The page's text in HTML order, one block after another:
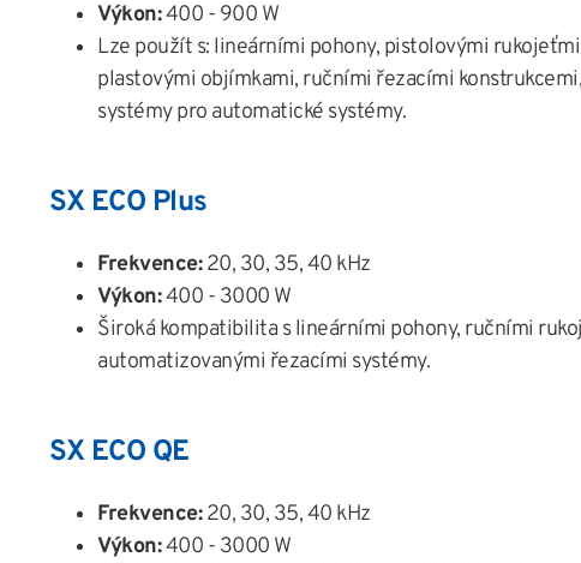
Výkon:400 - 900 W
Lze použít s: lineárními pohony, pistolovými
plastovými objímkami, ručními řezacími
systémy pro automatické systémy.
SX ECO Plus
Frekvence:20, 30, 35, 40 kHz
Výkon:400 - 3000 W
Široká kompatibilita s lineárními pohony, ručními
automatizovanými řezacími systémy.
SX ECO QE
Frekvence:20, 30, 35, 40 kHz
Výkon:400 - 3000 W